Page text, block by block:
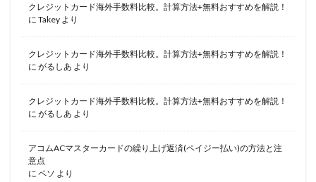
クレジットカード海外手数料比較。計算方法+無料おすすめを解説！
に Takey より
クレジットカード海外手数料比較。計算方法+無料おすすめを解説！
に がるしあ より
クレジットカード海外手数料比較。計算方法+無料おすすめを解説！
に がるしあ より
アコムACマスターカードの繰り上げ返済(ペイジー払い)の方法と注
意点
に ペソ より